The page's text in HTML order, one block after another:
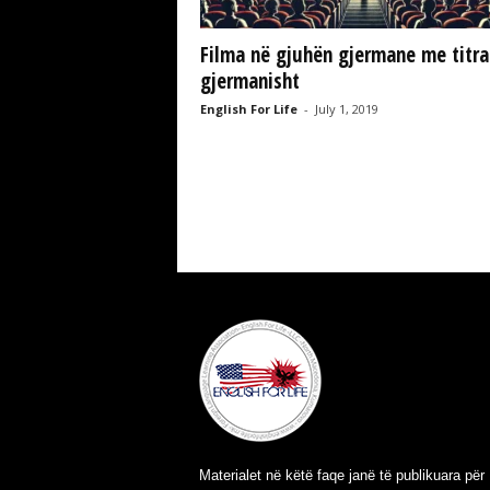
Filma në gjuhën gjermane me titra
gjermanisht
English For Life - July 1, 2019
Materialet në këtë faqe janë të publikuara për